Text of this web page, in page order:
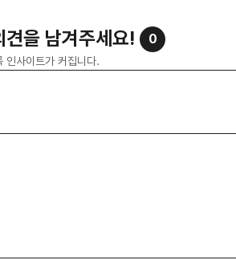
견을 남겨주세요! 0
인사이트가 커집니다.